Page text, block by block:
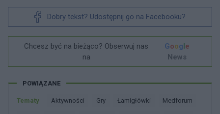
Dobry tekst? Udostępnij go na Facebooku?
Chcesz być na bieżąco? Obserwuj nas
na
Google
News
POWIĄZANE
Tematy Aktywności Gry łamigłówki Medforum